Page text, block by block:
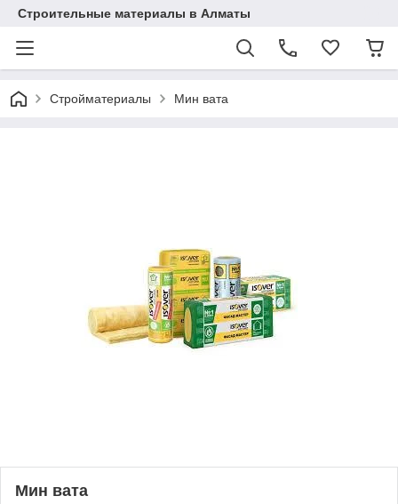
Строительные материалы в Алматы
Стройматериалы Мин вата
Мин вата